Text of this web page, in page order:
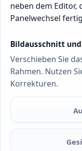
neben dem Editor,
Panelwechsel
Bildausschnitt
Verschieben Sie
Rahmen. Nutzen
Korrekturen.